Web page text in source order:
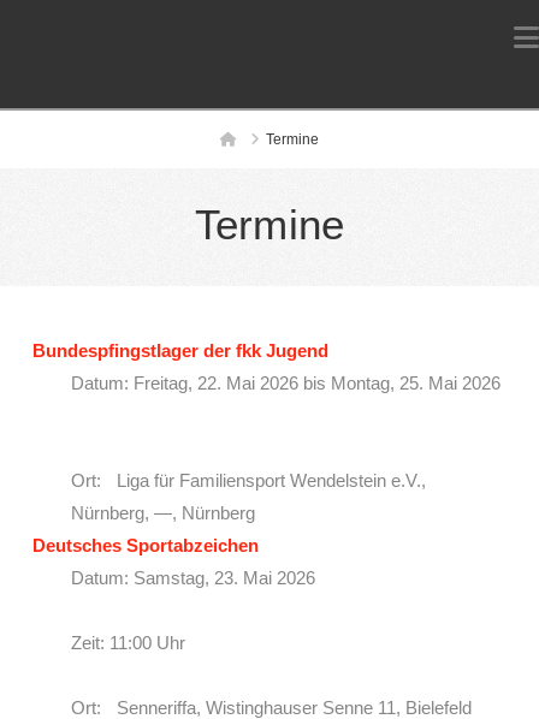
HomeTermine
Termine
Bundespfingstlager der fkk Jugend
Datum: Freitag, 22. Mai 2026 bis Montag, 25. Mai 2026
Ort: Liga für Familiensport Wendelstein e.V.,
Nürnberg, —, Nürnberg
Deutsches Sportabzeichen
Datum: Samstag, 23. Mai 2026
Zeit: 11:00 Uhr
Ort: Senneriffa, Wistinghauser Senne 11, Bielefeld